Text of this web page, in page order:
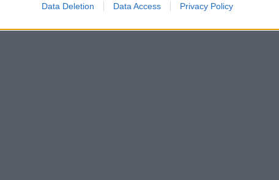
Data Deletion Data Access Privacy Policy
do rozliczenia”. Bo różnica między premedytowanym
jednak unieważnić; w stosunku do Polaków.